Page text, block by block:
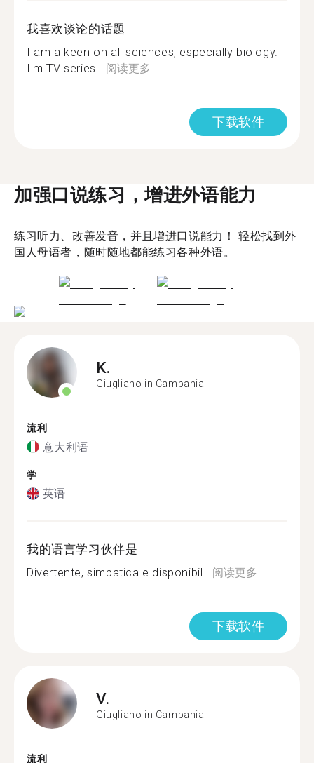
我喜欢谈论的话题
I am a keen on all sciences, especially biology.
I'm TV series... 阅读更多
下载软件
加强口说练习，增进外语能力
练习听力、改善发音，并且增进口说能力！ 轻松找到外
国人母语者，随时随地都能练习各种外语。
K.
Giugliano in Campania
流利
意大利语
学
英语
我的语言学习伙伴是
Divertente, simpatica e disponibil...阅读更多
下载软件
V.
Giugliano in Campania
流利